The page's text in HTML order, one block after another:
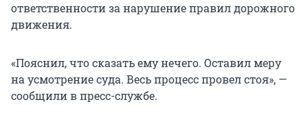
ответственности за нарушение правил дорожного
движения.
«Пояснил, что сказать ему нечего. Оставил меру
на усмотрение суда. Весь процесс провел стоя», —
сообщили в пресс-службе.